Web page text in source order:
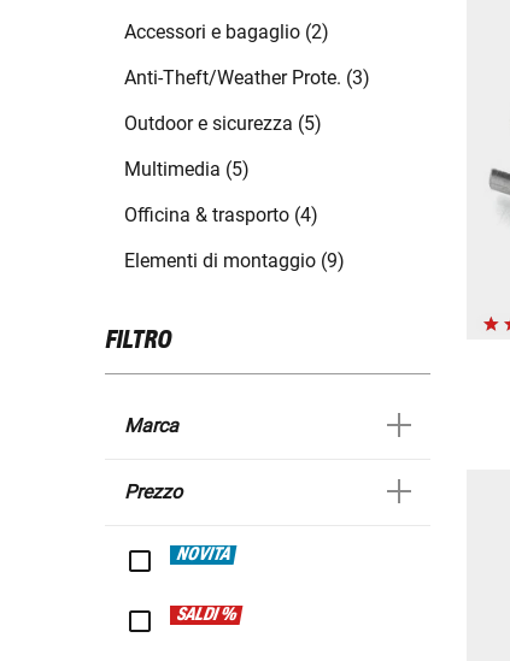
Accessori e bagaglio (2)
Anti-Theft/Weather Prote. (3)
Outdoor e sicurezza (5)
Multimedia (5)
Officina & trasporto (4)
Elementi di montaggio (9)
FILTRO
Marca
Prezzo
NOVITÀ
SALDI %